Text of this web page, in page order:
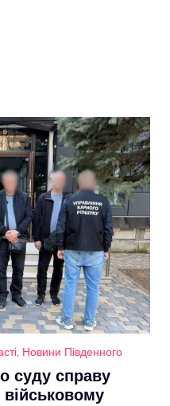
, Новини Південного
суду справу